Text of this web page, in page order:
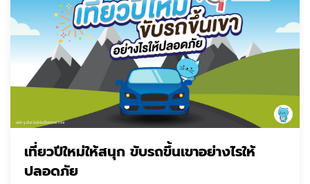
เที่ยวปีใหม่ให้สนุก ขับรถขึ้นเขาอย่างไรให้
ปลอดภัย